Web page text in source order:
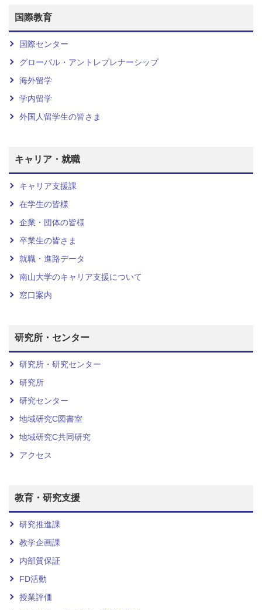
国際教育
国際センター
グローバル・アントレプレナーシップ
海外留学
学内留学
外国人留学生の皆さま
キャリア・就職
キャリア支援課
在学生の皆様
企業・団体の皆様
卒業生の皆さま
就職・進路データ
南山大学のキャリア支援について
窓口案内
研究所・センター
研究所・研究センター
研究所
研究センター
地域研究C図書室
地域研究C共同研究
アクセス
教育・研究支援
研究推進課
教学企画課
内部質保証
FD活動
授業評価